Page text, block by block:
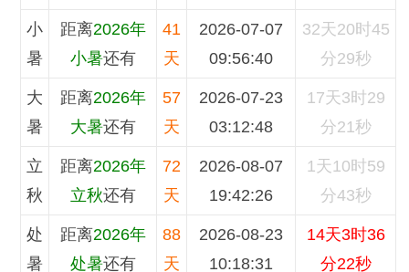
小
暑
距离2026年
小暑还有
41
天
2026-07-07
09:56:40
32天20时45
分30秒
大
暑
距离2026年
大暑还有
57
天
2026-07-23
03:12:48
17天3时29
分22秒
立
秋
距离2026年
立秋还有
72
天
2026-08-07
19:42:26
1天10时59
分44秒
处
暑
距离2026年
处暑还有
88
天
2026-08-23
10:18:31
14天3时36
分21秒